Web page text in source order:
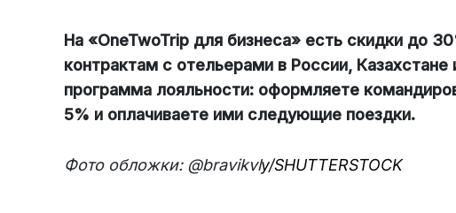
На «OneTwoTrip для бизнеса» есть скидки до
контрактам с отельерами в России,
программа лояльности: оформляете
5% и оплачиваете ими следующие поездки.
Фото обложки: @bravikvly/SHUTTERSTOCK